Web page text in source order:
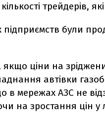
трейдерів,
підприємств були
ціни на
автівки
в мережах АЗС не
на зростання цін у